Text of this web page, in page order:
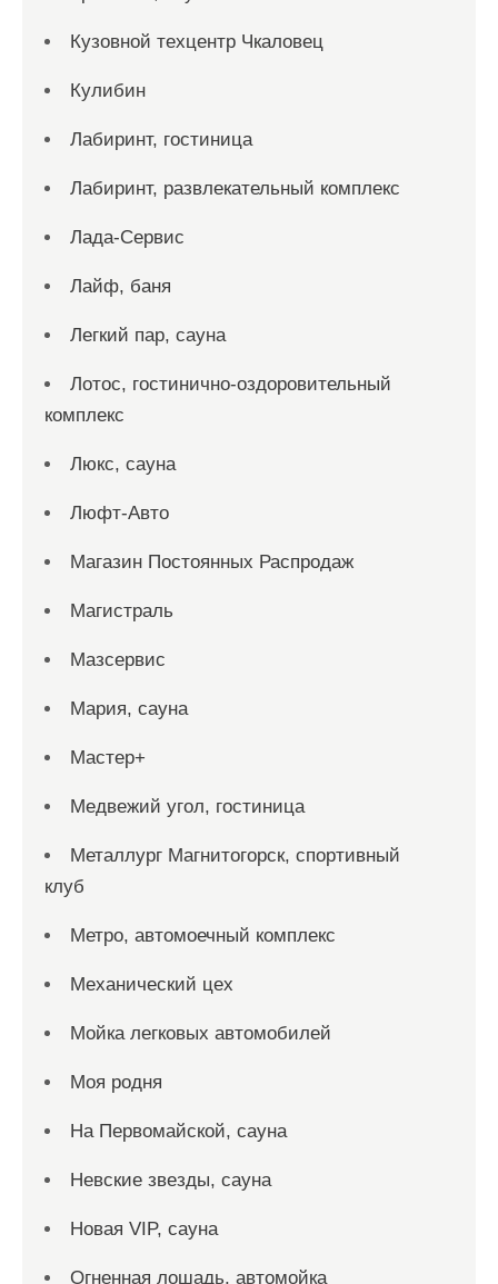
Кузовной техцентр Чкаловец
Кулибин
Лабиринт, гостиница
Лабиринт, развлекательный комплекс
Лада-Сервис
Лайф, баня
Легкий пар, сауна
Лотос, гостинично-оздоровительный
комплекс
Люкс, сауна
Люфт-Авто
Магазин Постоянных Распродаж
Магистраль
Мазсервис
Мария, сауна
Мастер+
Медвежий угол, гостиница
Металлург Магнитогорск, спортивный
клуб
Метро, автомоечный комплекс
Механический цех
Мойка легковых автомобилей
Моя родня
На Первомайской, сауна
Невские звезды, сауна
Новая VIP, сауна
Огненная лошадь, автомойка